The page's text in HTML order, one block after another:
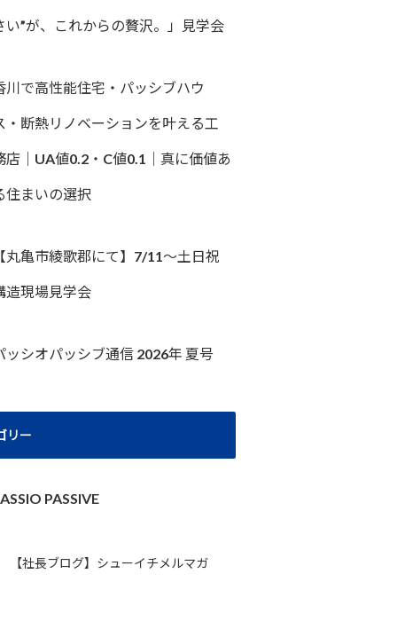
い”が、これからの贅沢。」見学会
川で高性能住宅・パッシブハウ
・断熱リノベーションを叶える工
店｜UA値0.2・C値0.1｜真に価値あ
住まいの選択
丸亀市綾歌郡にて】7/11～土日祝
造現場見学会
ッシオパッシブ通信 2026年 夏号
リー
PASSIVE
【社長ブログ】シューイチメルマガ